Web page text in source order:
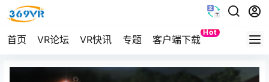
首页 VR论坛 VR快讯 专题 客户端下载
Hot
Quest